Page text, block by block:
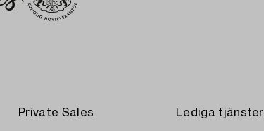
Private Sales Lediga tjänster